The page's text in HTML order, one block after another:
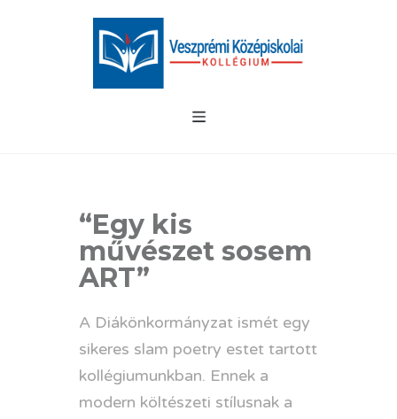
“Egy kis
művészet sosem
ART”
A Diákönkormányzat ismét egy
sikeres slam poetry estet tartott
kollégiumunkban. Ennek a
modern költészeti stílusnak a